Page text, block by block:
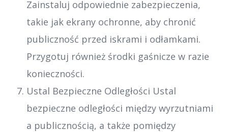
Zainstaluj odpowiednie zabezpieczenia,
takie jak ekrany ochronne, aby chronić
publiczność przed iskrami i odłamkami.
Przygotuj również środki gaśnicze w razie
konieczności.
Ustal Bezpieczne Odległości Ustal
bezpieczne odległości między wyrzutniami
a publicznością, a także pomiędzy